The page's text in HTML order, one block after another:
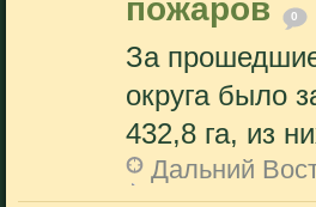
пожаров
0
За
округа было
432,8 га, из
Дальний